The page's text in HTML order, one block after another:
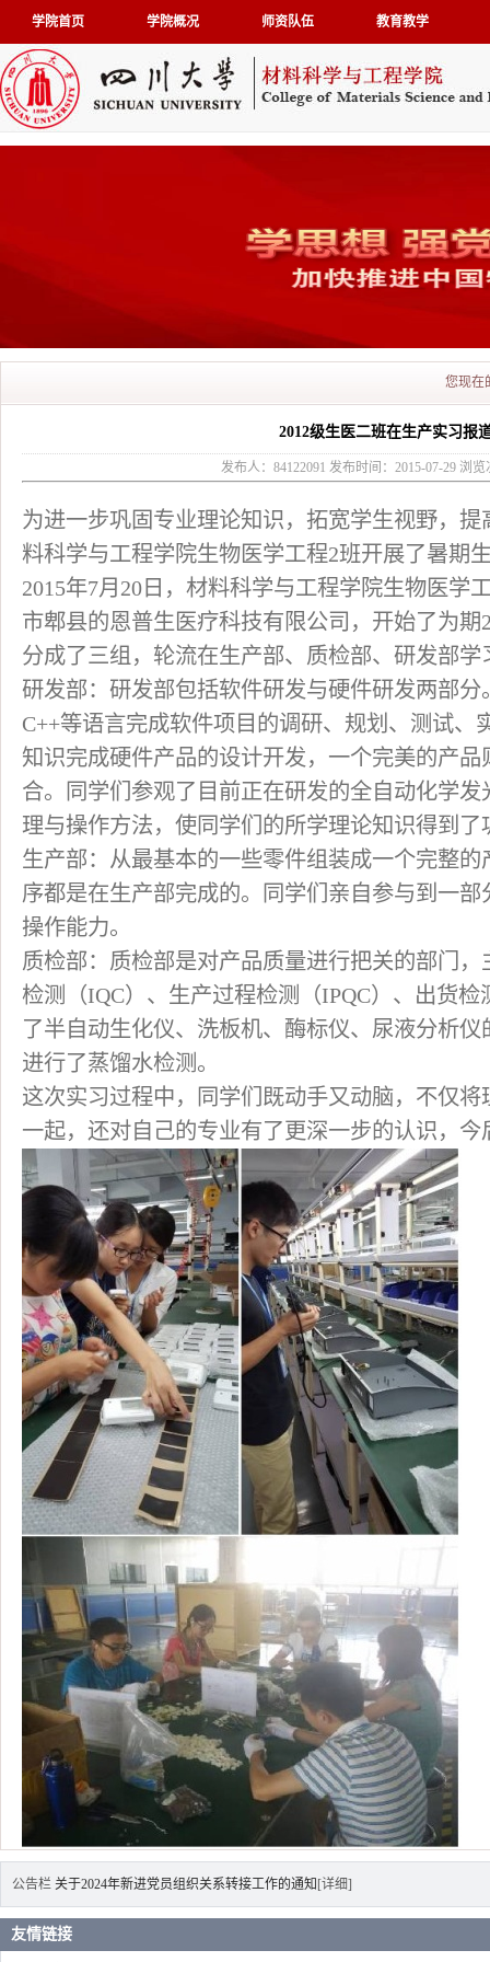
学院首页 学院概况 师资队伍 教育教学
您现在
2012级生医二班在生产实习报
发布人：84122091 发布时间：2015-07-29 浏览
为进一步巩固专业理论知识，拓宽学生视野，
料科学与工程学院生物医学工程2班开展了暑期
2015年7月20日，材料科学与工程学院生物医学
市郫县的恩普生医疗科技有限公司，开始了为期
分成了三组，轮流在生产部、质检部、研发部学
研发部：研发部包括软件研发与硬件研发两部分
C++等语言完成软件项目的调研、规划、测试、
知识完成硬件产品的设计开发，一个完美的产
合。同学们参观了目前正在研发的全自动化学
理与操作方法，使同学们的所学理论知识得到了
生产部：从最基本的一些零件组装成一个完整
序都是在生产部完成的。同学们亲自参与到一
操作能力。
质检部：质检部是对产品质量进行把关的部门
检测（IQC）、生产过程检测（IPQC）、出货
了半自动生化仪、洗板机、酶标仪、尿液分析
进行了蒸馏水检测。
这次实习过程中，同学们既动手又动脑，不仅
一起，还对自己的专业有了更深一步的认识，
公告栏 关于2024年新进党员组织关系转接工作的通知 [详细]
友情链接